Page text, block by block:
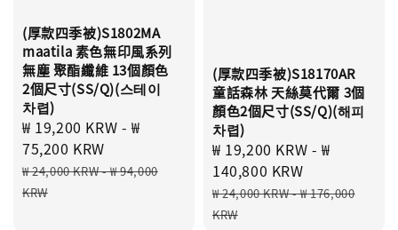
(厚款四季被)S1802MA
maatila 素色無印風系列
無塵 聚酯纖維 13個顏色
2個尺寸(SS/Q)(스테이
차렵)
Sale
price
₩ 19,200 KRW -₩
75,200 KRW
Regular
price
₩ 24,000 KRW-₩ 94,000
KRW
(厚款四季被)S18170AR
童話森林 天絲莫代爾 3個
顏色2個尺寸(SS/Q)(해피
차렵)
Sale
price
₩ 19,200 KRW -₩
140,800 KRW
Regular
price
₩ 24,000 KRW-₩ 176,000
KRW